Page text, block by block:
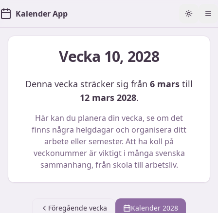
Kalender App Toggle
Vecka 10, 2028
Denna vecka sträcker sig från 6 mars till
12 mars 2028.
Här kan du planera din vecka, se om det
finns några helgdagar och organisera ditt
arbete eller semester. Att ha koll på
veckonummer är viktigt i många svenska
sammanhang, från skola till arbetsliv.
Föregående vecka Kalender 2028